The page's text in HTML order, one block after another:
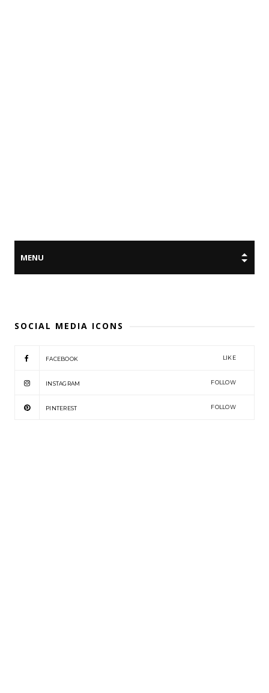
SOCIAL MEDIA ICONS
FACEBOOK LIKE
INSTAGRAM FOLLOW
PINTEREST FOLLOW